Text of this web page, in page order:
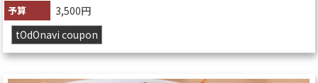
予算
3,500円
tOdOnavi coupon